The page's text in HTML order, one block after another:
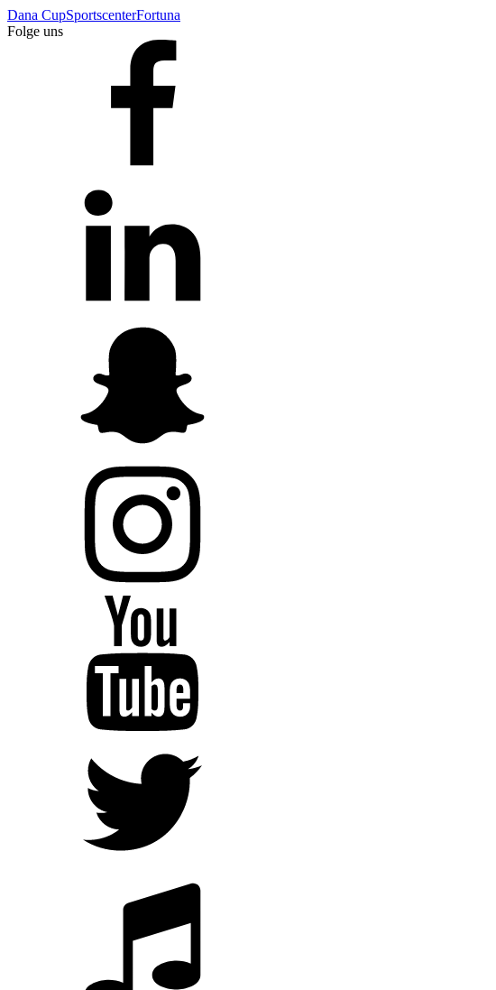
Dana CupSportscenterFortuna
Folge uns